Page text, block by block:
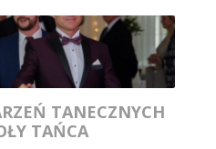
TANECZNYCH
TAŃCA